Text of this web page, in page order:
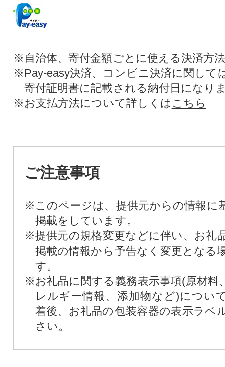
※自治体、寄付金額ごとに使える決済方
※Pay-easy決済、コンビニ決済に関して
寄付証明書に記載される納付日になり
※お支払方法について詳しくは こちら
ご注意事項
※このページは、提供元からの情報に
掲載をしています。
※提供元の規格変更などに伴い、お礼
掲載の情報から予告なく変更となる
す。
※お礼品に関する義務表示事項(原材料
レルギー情報、添加物など)につい
着後、お礼品の包装容器の表示ラベ
さい。